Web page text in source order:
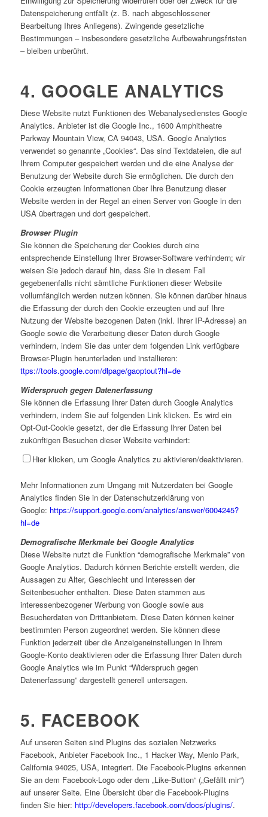
Datenspeicherung entfällt (z. B. nach abgeschlossener
Bearbeitung Ihres Anliegens). Zwingende gesetzliche
Bestimmungen – insbesondere gesetzliche Aufbewahrungsfristen
– bleiben unberührt.
4. GOOGLE ANALYTICS
Diese Website nutzt Funktionen des Webanalysedienstes Google
Analytics. Anbieter ist die Google Inc., 1600 Amphitheatre
Parkway Mountain View, CA 94043, USA. Google Analytics
verwendet so genannte „Cookies“. Das sind Textdateien, die auf
Ihrem Computer gespeichert werden und die eine Analyse der
Benutzung der Website durch Sie ermöglichen. Die durch den
Cookie erzeugten Informationen über Ihre Benutzung dieser
Website werden in der Regel an einen Server von Google in den
USA übertragen und dort gespeichert.
Browser Plugin
Sie können die Speicherung der Cookies durch eine
entsprechende Einstellung Ihrer Browser-Software verhindern; wir
weisen Sie jedoch darauf hin, dass Sie in diesem Fall
gegebenenfalls nicht sämtliche Funktionen dieser Website
vollumfänglich werden nutzen können. Sie können darüber hinaus
die Erfassung der durch den Cookie erzeugten und auf Ihre
Nutzung der Website bezogenen Daten (inkl. Ihrer IP-Adresse) an
Google sowie die Verarbeitung dieser Daten durch Google
verhindern, indem Sie das unter dem folgenden Link verfügbare
Browser-Plugin herunterladen und installieren:
ttps://tools.google.com/dlpage/gaoptout?hl=de
Widerspruch gegen Datenerfassung
Sie können die Erfassung Ihrer Daten durch Google Analytics
verhindern, indem Sie auf folgenden Link klicken. Es wird ein
Opt-Out-Cookie gesetzt, der die Erfassung Ihrer Daten bei
zukünftigen Besuchen dieser Website verhindert:
Hier klicken, um Google Analytics zu aktivieren/deaktivieren.
Mehr Informationen zum Umgang mit Nutzerdaten bei Google
Analytics finden Sie in der Datenschutzerklärung von
Google: https://support.google.com/analytics/answer/6004245?
hl=de
Demografische Merkmale bei Google Analytics
Diese Website nutzt die Funktion “demografische Merkmale” von
Google Analytics. Dadurch können Berichte erstellt werden, die
Aussagen zu Alter, Geschlecht und Interessen der
Seitenbesucher enthalten. Diese Daten stammen aus
interessenbezogener Werbung von Google sowie aus
Besucherdaten von Drittanbietern. Diese Daten können keiner
bestimmten Person zugeordnet werden. Sie können diese
Funktion jederzeit über die Anzeigeneinstellungen in Ihrem
Google-Konto deaktivieren oder die Erfassung Ihrer Daten durch
Google Analytics wie im Punkt “Widerspruch gegen
Datenerfassung” dargestellt generell untersagen.
5. FACEBOOK
Auf unseren Seiten sind Plugins des sozialen Netzwerks
Facebook, Anbieter Facebook Inc., 1 Hacker Way, Menlo Park,
California 94025, USA, integriert. Die Facebook-Plugins erkennen
Sie an dem Facebook-Logo oder dem „Like-Button“ („Gefällt mir“)
auf unserer Seite. Eine Übersicht über die Facebook-Plugins
finden Sie hier: http://developers.facebook.com/docs/plugins/.